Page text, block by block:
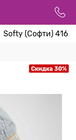
Softy (Софти) 416
Скидка 30%